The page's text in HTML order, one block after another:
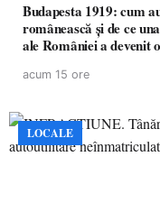
Budapesta 1919: cum
românească și de ce
ale României a devenit
acum 15 ore
LOCALE